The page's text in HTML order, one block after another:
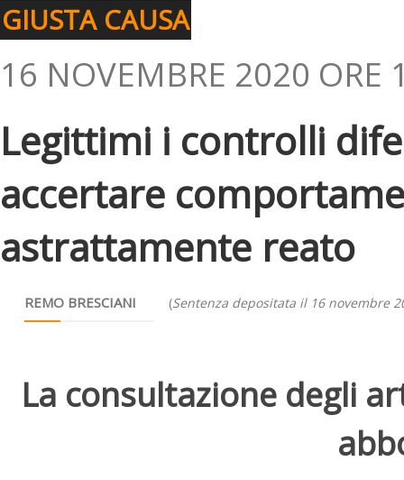
GIUSTA CAUSA
16 NOVEMBRE 2020 ORE
Legittimi i controlli
accertare
astrattamente reato
REMO BRESCIANI (Sentenza depositata il 16 novembre
La consultazione degli